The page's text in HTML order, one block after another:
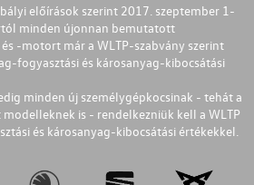
előírások szerint 2017. szeptember 1-
minden újonnan bemutatott
-motort már a WLTP-szabvány szerint
fogyasztási és károsanyag-kibocsátási
minden új személygépkocsinak - tehát a
is - rendelkezniük kell a WLTP
és károsanyag-kibocsátási értékekkel.